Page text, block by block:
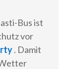
Bus ist
vor
. Damit